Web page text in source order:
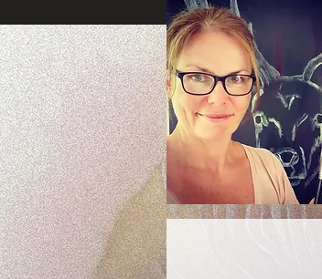
Jyttes Galley. Art for sale.
Online gallery. Jyttes
Galleri. Kunst til salgs.
Nettgalleri. Jytte Kristin
Eikenes. Høyanger